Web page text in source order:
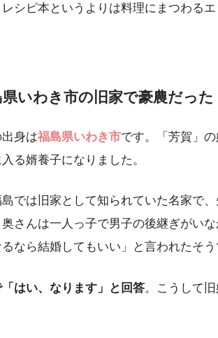
シピ本というよりは料理にまつわる
いわき市の旧家で豪農だった
身は福島県いわき市です。「芳賀」
る婿養子になりました。
では旧家として知られていた名家で
さんは一人っ子で男子の後継ぎがい
なら結婚してもいい」と言われたそう
はい、なります」と回答。こうして